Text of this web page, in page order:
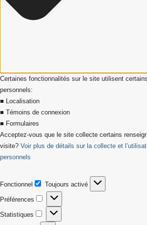
Certaines fonctionnalités sur le site utilisent
personnels:
■ Localisation
■ Témoins de connexion
■ Formulaires
Acceptez-vous que le site collecte certains
visite? Voir plus de détails sur la collecte et
personnels
Fonctionnel
Fonctionnel
Toujours activé
Préférences
Préférences
Statistiques
Statistiques